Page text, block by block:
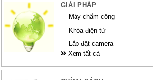
GIẢI PHÁP
Máy chấm công
Khóa điện tử
Lắp đặt camera
Xem tất cả